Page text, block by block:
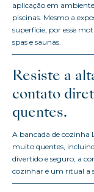
aplicação em
piscinas. Mesmo a
superfície; por esse
spas e saunas.
Resiste a
contato
quentes.
A bancada de cozinha
muito quentes,
divertido e seguro; a
cozinhar é um ritual a